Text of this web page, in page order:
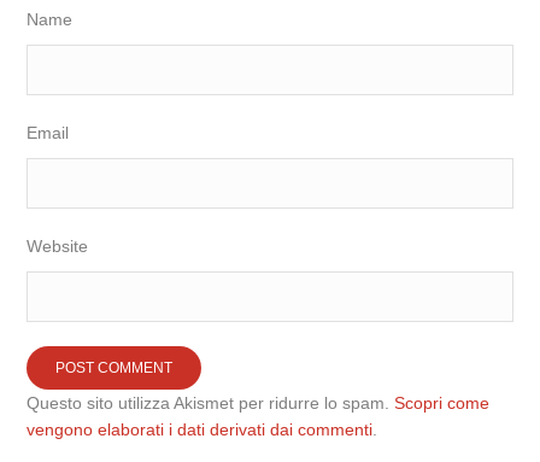
Name
Email
Website
Questo sito utilizza Akismet per ridurre lo spam.Scopri come
vengono elaborati i dati derivati dai commenti